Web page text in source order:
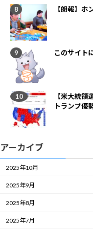
【朗報】
このサイト
【米大統
トランプ優
アーカイブ
2025年10月
2025年9月
2025年8月
2025年7月